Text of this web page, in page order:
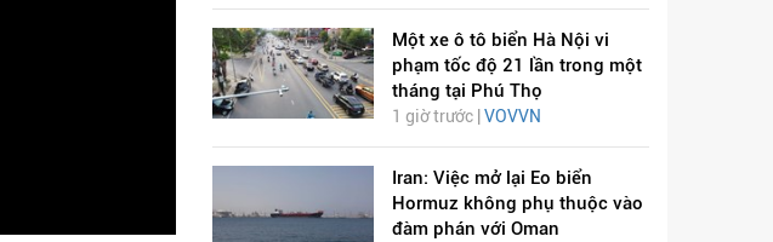
Một xe ô tô biển Hà Nội vi
phạm tốc độ 21 lần trong một
tháng tại Phú Thọ
1 giờ trước | VOVVN
Iran: Việc mở lại Eo biển
Hormuz không phụ thuộc vào
đàm phán với Oman